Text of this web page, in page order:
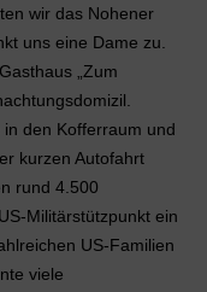
wir das Nohener
uns eine Dame zu.
„Zum
den Kofferraum und
kurzen Autofahrt
rund 4.500
Militärstützpunkt ein
US-Familien
viele